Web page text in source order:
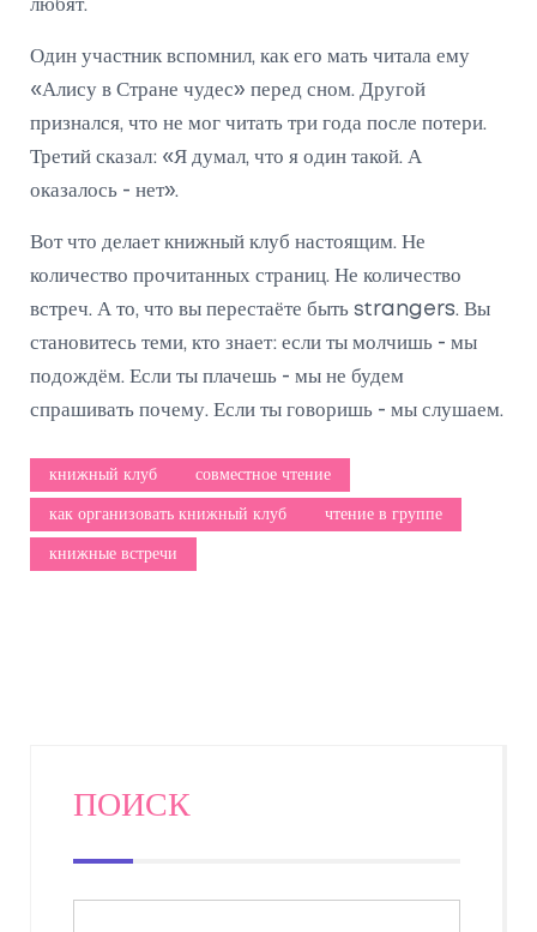
любят.
Один участник вспомнил, как его мать читала ему
«Алису в Стране чудес» перед сном. Другой
признался, что не мог читать три года после потери.
Третий сказал: «Я думал, что я один такой. А
оказалось - нет».
Вот что делает книжный клуб настоящим. Не
количество прочитанных страниц. Не количество
встреч. А то, что вы перестаёте быть strangers. Вы
становитесь теми, кто знает: если ты молчишь - мы
подождём. Если ты плачешь - мы не будем
спрашивать почему. Если ты говоришь - мы слушаем.
книжный клуб совместное чтение
как организовать книжный клуб чтение в группе
книжные встречи
ПОИСК